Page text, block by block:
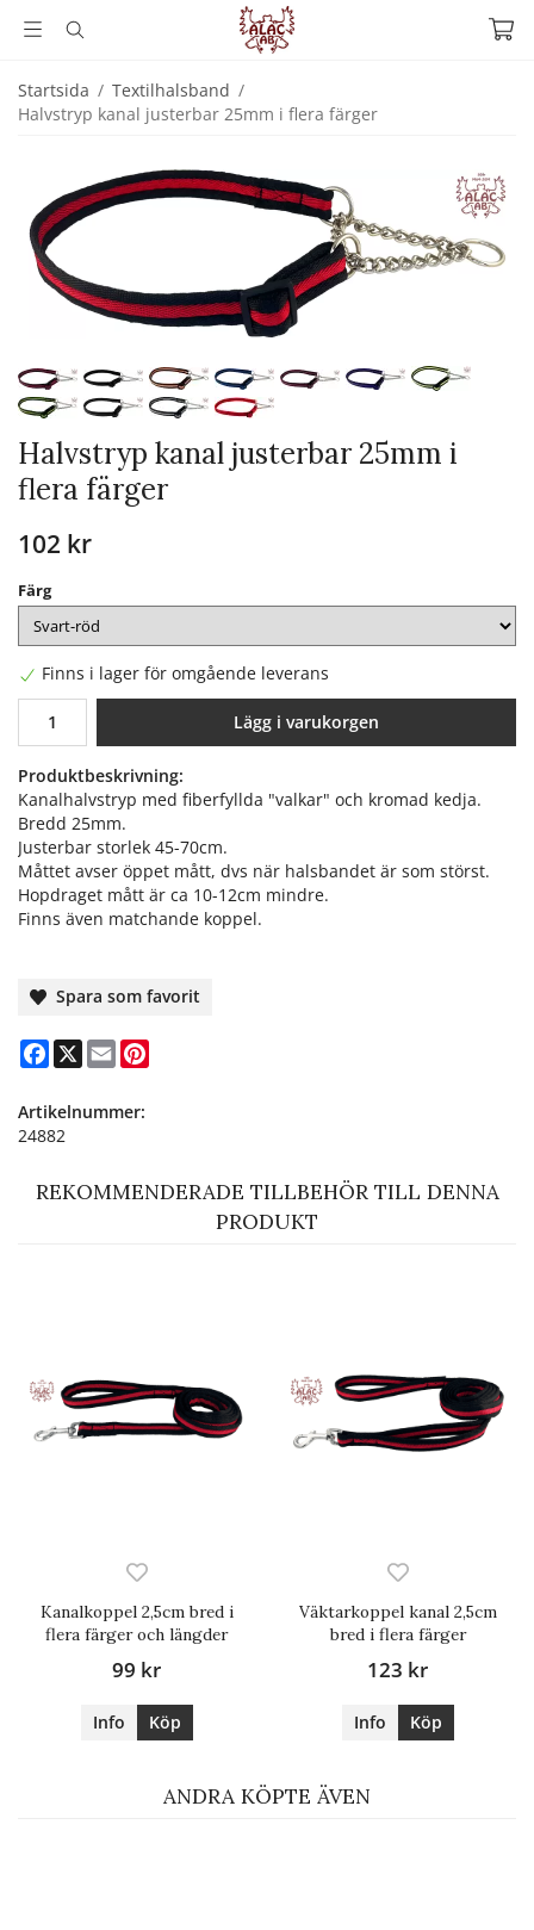
Startsida / Textilhalsband /
Halvstryp kanal justerbar 25mm i flera färger
Halvstryp kanal justerbar 25mm i
flera färger
102 kr
Färg
Finns i lager för omgående leverans
Lägg i varukorgen
Produktbeskrivning:
Kanalhalvstryp med fiberfyllda "valkar" och kromad kedja.
Bredd 25mm.
Justerbar storlek 45-70cm.
Måttet avser öppet mått, dvs när halsbandet är som störst.
Hopdraget mått är ca 10-12cm mindre.
Finns även matchande koppel.
Spara som favorit
Facebook
X Email
Artikelnummer:
24882
REKOMMENDERADE TILLBEHÖR TILL DENNA
PRODUKT
Kanalkoppel 2,5cm bred i
flera färger och längder
99 kr
Info Köp
Väktarkoppel kanal 2,5cm
bred i flera färger
123 kr
Info Köp
ANDRA KÖPTE ÄVEN